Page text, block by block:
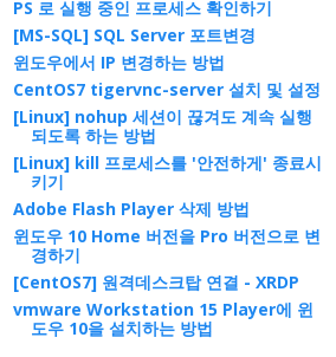
PS 로 실행 중인 프로세스 확인하기
[MS-SQL] SQL Server 포트변경
윈도우에서 IP 변경하는 방법
CentOS7 tigervnc-server 설치 및 설정
[Linux] nohup 세션이 끊겨도 계속 실행
되도록 하는 방법
[Linux] kill 프로세스를 '안전하게' 종료시
키기
Adobe Flash Player 삭제 방법
윈도우 10 Home 버전을 Pro 버전으로 변
경하기
[CentOS7] 원격데스크탑 연결 - XRDP
vmware Workstation 15 Player에 윈
도우 10을 설치하는 방법